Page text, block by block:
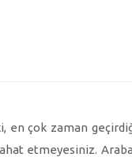
en çok zaman
etmeyesiniz.